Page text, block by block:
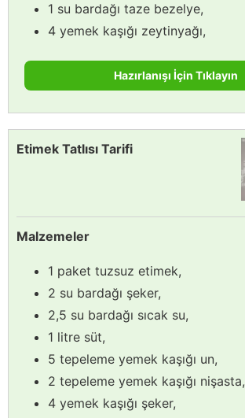
1 su bardağı taze bezelye,
4 yemek kaşığı zeytinyağı,
Hazırlanışı İçin Tıklayın
Etimek Tatlısı Tarifi
Malzemeler
1 paket tuzsuz etimek,
2 su bardağı şeker,
2,5 su bardağı sıcak su,
1 litre süt,
5 tepeleme yemek kaşığı un,
2 tepeleme yemek kaşığı nişasta,
4 yemek kaşığı şeker,